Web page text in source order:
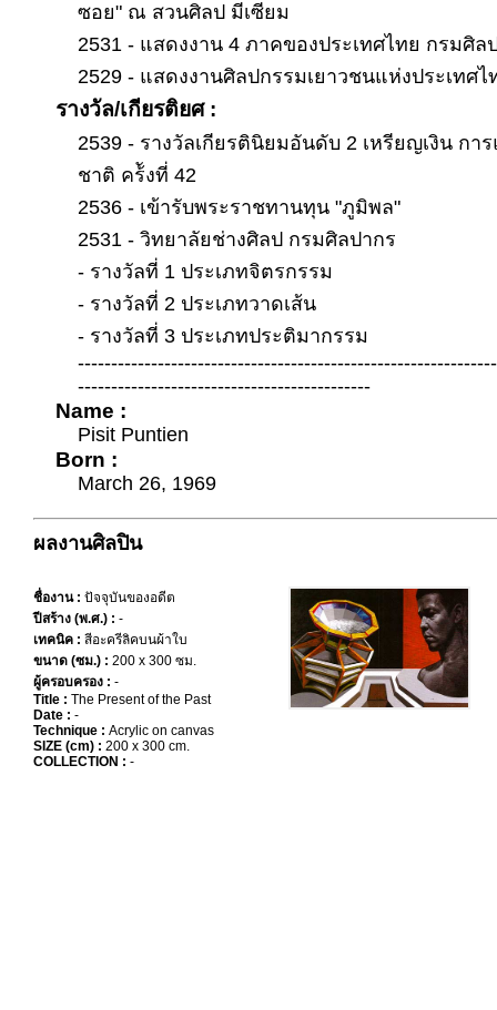
ซอย" ณ สวนศิลป มีเซียม
2531 - แสดงงาน 4 ภาคของประเทศไทย กรมศิล
2529 - แสดงงานศิลปกรรมเยาวชนแห่งประเทศไ
รางวัล/เกียรติยศ :
2539 - รางวัลเกียรตินิยมอันดับ 2 เหรียญเงิน กา
ชาติ คร้ังที่ 42
2536 - เข้ารับพระราชทานทุน "ภูมิพล"
2531 - วิทยาลัยช่างศิลป กรมศิลปากร
- รางวัลที่ 1 ประเภทจิตรกรรม
- รางวัลที่ 2 ประเภทวาดเส้น
- รางวัลที่ 3 ประเภทประติมากรรม
--------------------------------------------
Name :
Pisit Puntien
Born :
March 26, 1969
ผลงานศิลปิน
ชื่องาน : ปัจจุบันของอดีต
ปีสร้าง (พ.ศ.) : -
เทคนิค : สีอะครีลิคบนผ้าใบ
ขนาด (ซม.) : 200 x 300 ซม.
ผู้ครอบครอง : -
Title : The Present of the Past
Date : -
Technique : Acrylic on canvas
SIZE (cm) : 200 x 300 cm.
COLLECTION : -